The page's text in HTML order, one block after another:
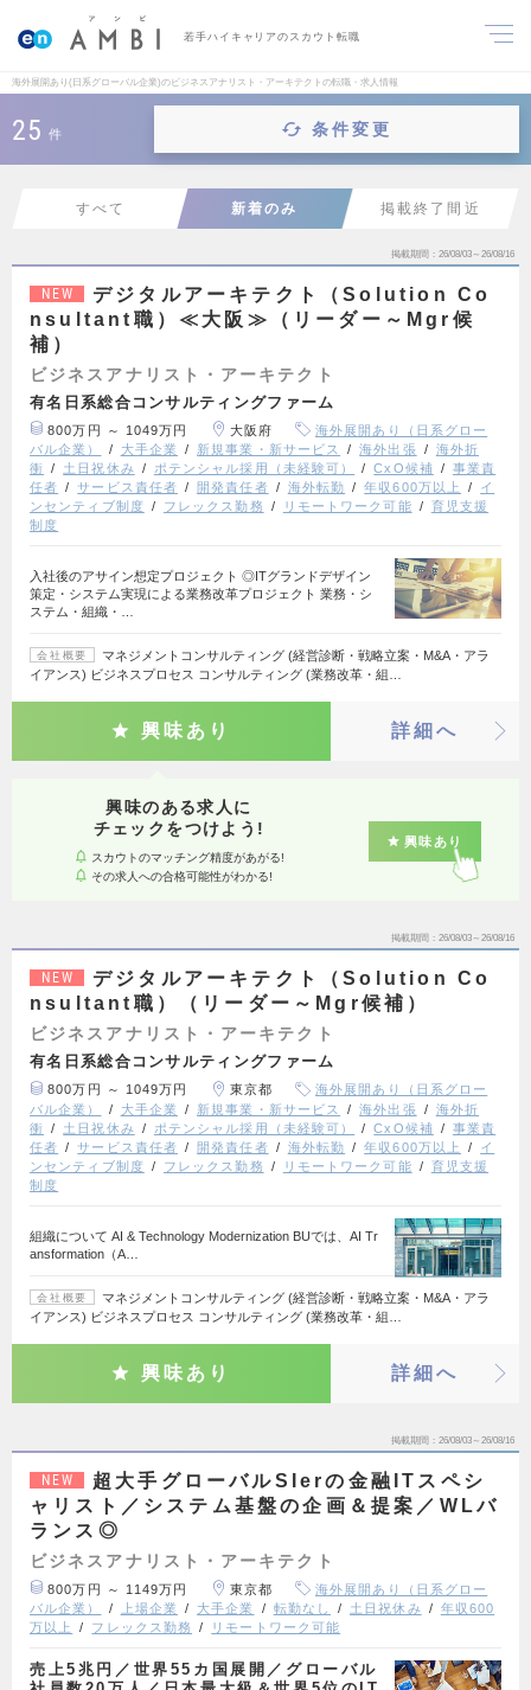
若手ハイキャリアのスカウト転職
海外展開あり(日系グローバル企業)のビジネスアナリスト・アーキテクトの転職・求人情報
25 件 条件変更
すべて 新着のみ 掲載終了間近
掲載期間 26/08/03～26/08/16
NEW
デジタルアーキテクト（Solution Co
nsultant職）≪大阪≫（リーダー～Mgr候
補）
ビジネスアナリスト・アーキテクト
有名日系総合コンサルティングファーム
800万円 ～ 1049万円 大阪府
海外展開あり（日系グロー
バル企業）
大手企業 新規事業・新サービス 海外出張
海外折
衝
土日祝休み ポテンシャル採用（未経験可） CxO候補
事業責
任者
サービス責任者 開発責任者 海外転勤 年収600万以上
イ
ンセンティブ制度
フレックス勤務 リモートワーク可能
育児支援
制度
入社後のアサイン想定プロジェクト ◎ITグランドデザイン
策定・システム実現による業務改革プロジェクト 業務・シ
ステム・組織・…
会社概要
マネジメントコンサルティング (経営診断・戦略立案・M&A・アラ
イアンス) ビジネスプロセス コンサルティング (業務改革・組…
興味あり 詳細へ
興味のある求人に
チェックをつけよう!
スカウトのマッチング精度があがる!
その求人への合格可能性がわかる!
興味あり
掲載期間 26/08/03～26/08/16
NEW
デジタルアーキテクト（Solution Co
nsultant職）（リーダー～Mgr候補）
ビジネスアナリスト・アーキテクト
有名日系総合コンサルティングファーム
800万円 ～ 1049万円 東京都
海外展開あり（日系グロー
バル企業）
大手企業 新規事業・新サービス 海外出張
海外折
衝
土日祝休み ポテンシャル採用（未経験可） CxO候補
事業責
任者
サービス責任者 開発責任者 海外転勤 年収600万以上
イ
ンセンティブ制度
フレックス勤務 リモートワーク可能
育児支援
制度
組織について AI & Technology Modernization BUでは、AI Tr
ansformation（A…
会社概要
マネジメントコンサルティング (経営診断・戦略立案・M&A・アラ
イアンス) ビジネスプロセス コンサルティング (業務改革・組…
興味あり 詳細へ
掲載期間 26/08/03～26/08/16
NEW
超大手グローバルSIerの金融ITスペシ
ャリスト／システム基盤の企画＆提案／WLバ
ランス◎
ビジネスアナリスト・アーキテクト
800万円 ～ 1149万円 東京都
海外展開あり（日系グロー
バル企業）
上場企業 大手企業 転勤なし 土日祝休み
年収600
万以上
フレックス勤務 リモートワーク可能
売上5兆円／世界55カ国展開／グローバル